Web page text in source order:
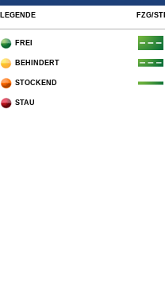
LEGENDE FZG/
FREI
BEHINDERT
STOCKEND
STAU